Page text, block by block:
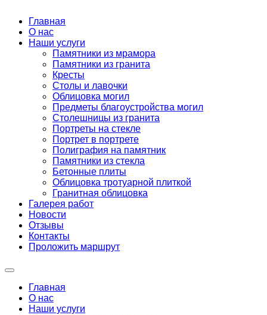
Главная
О нас
Наши услуги
Памятники из мрамора
Памятники из гранита
Кресты
Столы и лавочки
Облицовка могил
Предметы благоустройства могил
Столешницы из гранита
Портреты на стекле
Портрет в портрете
Полиграфия на памятник
Памятники из стекла
Бетонные плиты
Облицовка тротуарной плиткой
Гранитная облицовка
Галерея работ
Новости
Отзывы
Контакты
Проложить маршрут
Главная
О нас
Наши услуги